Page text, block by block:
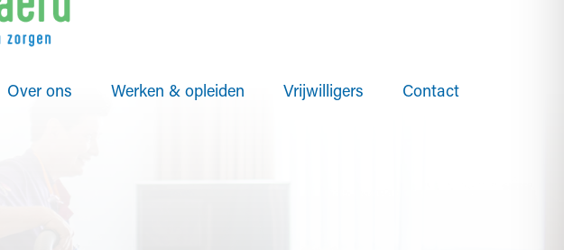
Over ons Werken & opleiden Vrijwilligers Contact